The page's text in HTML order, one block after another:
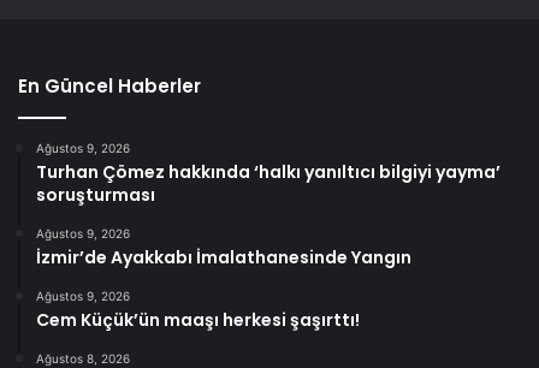
En Güncel Haberler
Ağustos 9, 2026
Turhan Çömez hakkında ‘halkı yanıltıcı bilgiyi yayma’
soruşturması
Ağustos 9, 2026
İzmir’de Ayakkabı İmalathanesinde Yangın
Ağustos 9, 2026
Cem Küçük’ün maaşı herkesi şaşırttı!
Ağustos 8, 2026